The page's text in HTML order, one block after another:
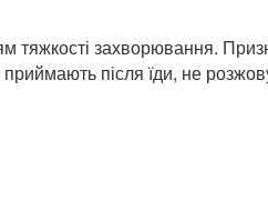
тяжкості захворювання.
після їди, не